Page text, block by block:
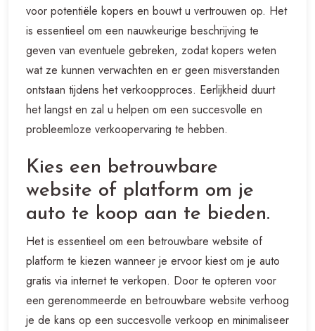
voor potentiële kopers en bouwt u vertrouwen op. Het
is essentieel om een nauwkeurige beschrijving te
geven van eventuele gebreken, zodat kopers weten
wat ze kunnen verwachten en er geen misverstanden
ontstaan tijdens het verkoopproces. Eerlijkheid duurt
het langst en zal u helpen om een succesvolle en
probleemloze verkoopervaring te hebben.
Kies een betrouwbare
website of platform om je
auto te koop aan te bieden.
Het is essentieel om een betrouwbare website of
platform te kiezen wanneer je ervoor kiest om je auto
gratis via internet te verkopen. Door te opteren voor
een gerenommeerde en betrouwbare website verhoog
je de kans op een succesvolle verkoop en minimaliseer